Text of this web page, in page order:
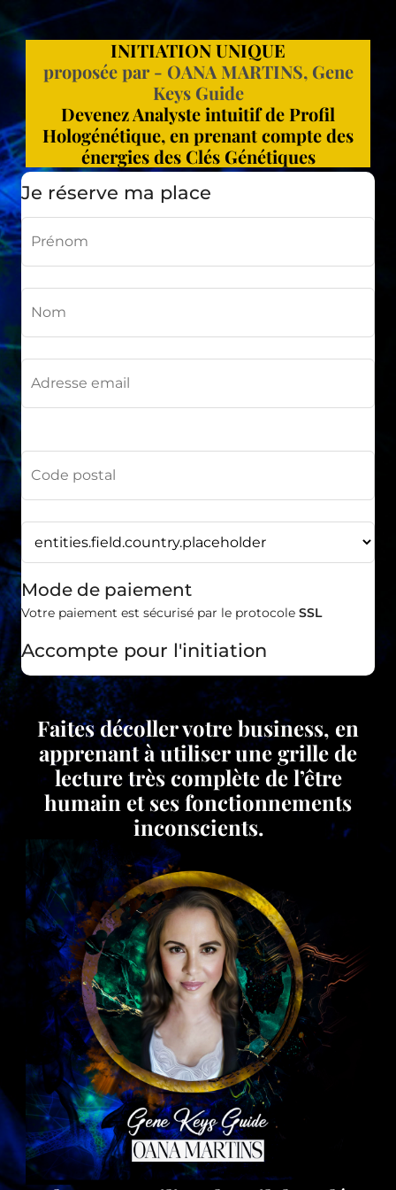
INITIATION UNIQUE
proposée par - OANA MARTINS, Gene
Keys Guide
Devenez Analyste intuitif de Profil
Hologénétique, en prenant compte des
énergies des Clés Génétiques
Je réserve ma place
Mode de paiement
Votre paiement est sécurisé par le protocole SSL
Accompte pour l'initiation
Faites décoller votre business, en
apprenant à utiliser une grille de
lecture très complète de l’être
humain et ses fonctionnements
inconscients.